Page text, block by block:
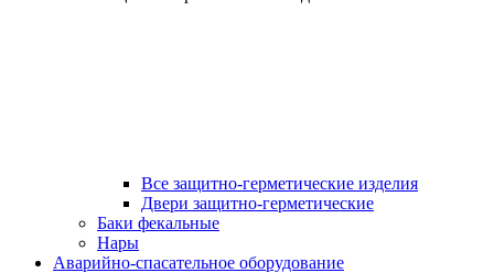
Все защитно-герметические изделия
Двери защитно-герметические
Баки фекальные
Нары
Аварийно-спасательное оборудование